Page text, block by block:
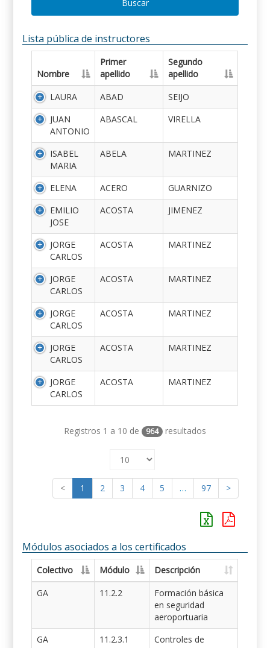
Buscar
Lista pública de instructores
Nombre
Primer
apellido
Segundo
apellido
LAURA
ABAD
SEIJO
JUAN
ANTONIO
ABASCAL VIRELLA
ISABEL
MARIA
ABELA MARTINEZ
ELENA ACERO
GUARNIZO
EMILIO
JOSE
ACOSTA JIMENEZ
JORGE
CARLOS
ACOSTA MARTINEZ
JORGE
CARLOS
ACOSTA MARTINEZ
JORGE
CARLOS
ACOSTA MARTINEZ
JORGE
CARLOS
ACOSTA MARTINEZ
JORGE
CARLOS
ACOSTA MARTINEZ
Registros 1 a 10 de 964 resultados
< 1 2 3 4 5 … 97 >
Módulos asociados a los certificados
Colectivo Módulo
Descripción
GA
11.2.2
Formación básica
en seguridad
aeroportuaria
GA
11.2.3.1
Controles de